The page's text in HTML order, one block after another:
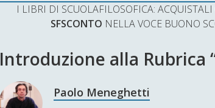
I LIBRI DI SCUOLAFILOSOFICA:
SFSCONTO NELLA VOCE BUONO
Introduzione alla Rubrica
Paolo Meneghetti